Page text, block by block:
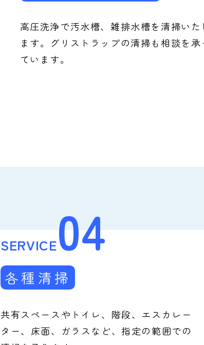
高圧洗浄で汚水槽、雑排水槽を清掃いた
ます。グリストラップの清掃も相談を承
ています。
SERVICE04
各種清掃
共有スペースやトイレ、階段、エスカレー
ター、床面、ガラスなど、指定の範囲での